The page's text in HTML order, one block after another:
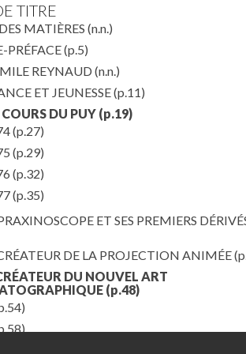
TITRE
MATIÈRES (n.n.)
PRÉFACE(p.5)
REYNAUD (n.n.)
ET JEUNESSE(p.11)
COURS DU PUY (p.19)
(p.27)
(p.29)
(p.32)
(p.35)
ET SES PREMIERS
DE LA PROJECTION ANIMÉE
DU NOUVEL ART
(p.48)